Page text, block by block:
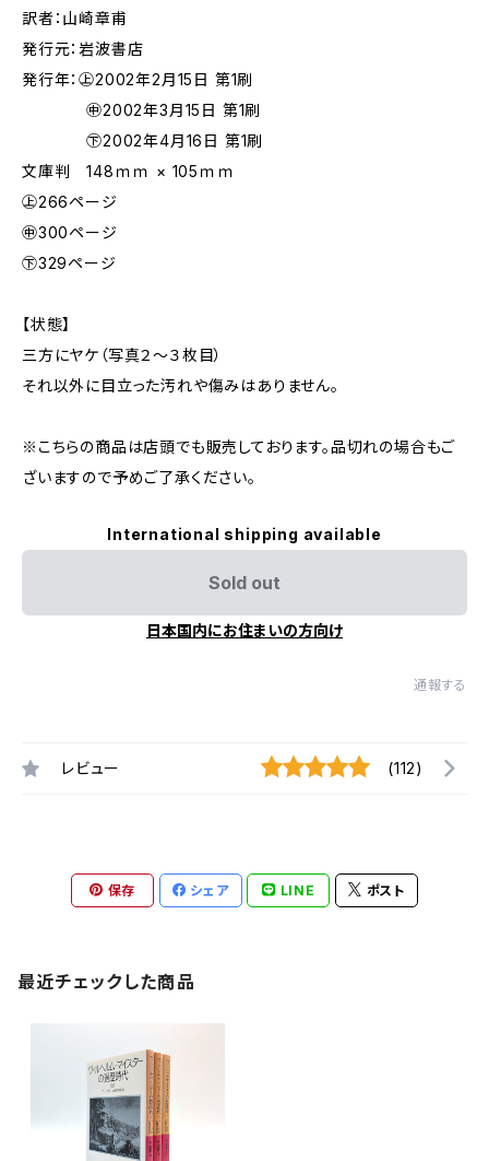
訳者：山崎章甫
発行元：岩波書店
発行年：㊤2002年2月15日 第1刷
㊥2002年3月15日 第1刷
㊦2002年4月16日 第1刷
文庫判 148ｍｍ × 105ｍｍ
㊤266ページ
㊥300ページ
㊦329ページ
【状態】
三方にヤケ（写真２～３枚目）
それ以外に目立った汚れや傷みはありません。
※こちらの商品は店頭でも販売しております。品切れの場合もご
ざいますので予めご了承ください。
International shipping available
Sold out
日本国内にお住まいの方向け
通報する
レビュー (112)
保存 シェア LINE ポスト
最近チェックした商品